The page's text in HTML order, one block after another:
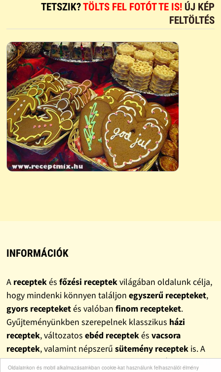
Oldalainkon és mobil alkalmazásainkban cookie-kat használunk felhasználói élmény
TETSZIK?TÖLTS FEL FOTÓT TE IS! ÚJ KÉP
FELTÖLTÉS
INFORMÁCIÓK
A receptekés főzési receptekvilágában oldalunk célja,
hogy mindenki könnyen találjon egyszerű recepteket,
gyors recepteketés valóban finom recepteket.
Gyűjteményünkben szerepelnek klasszikus házi
receptek, változatos ebéd receptekés vacsora
receptek, valamint népszerű sütemény receptekis. A
mindennapokra szánt ötletek mellettolcsó receptekis